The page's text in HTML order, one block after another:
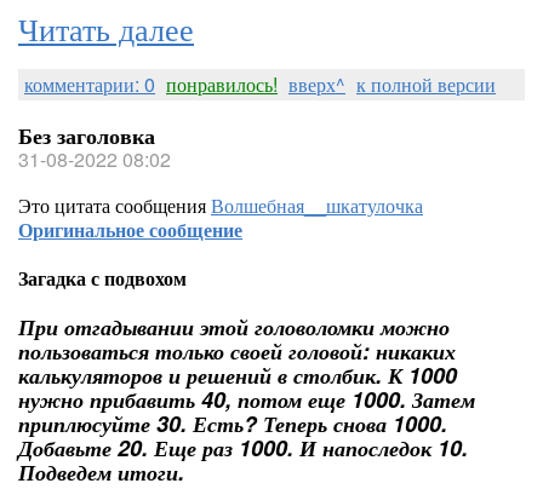
Читать далее
комментарии: 0 понравилось! вверх^ к полной версии
Без заголовка
31-08-2022 08:02
Это цитата сообщенияВолшебная__шкатулочка
Оригинальное сообщение
Загадка с подвохом
При отгадывании этой головоломки можно
пользоваться только своей головой: никаких
калькуляторов и решений в столбик. К 1000
нужно прибавить 40, потом еще 1000. Затем
приплюсуйте 30. Есть? Теперь снова 1000.
Добавьте 20. Еще раз 1000. И напоследок 10.
Подведем итоги.